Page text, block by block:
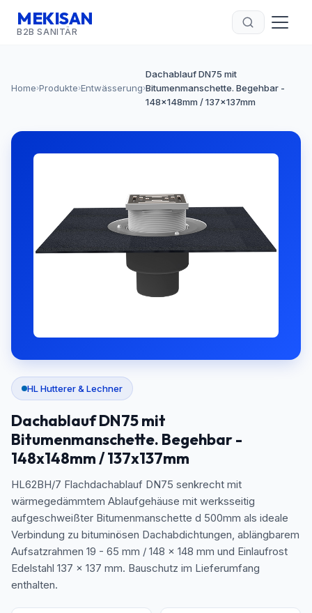
MEKISAN
B2B SANITÄR
Home›Produkte›Entwässerung›
Dachablauf DN75 mit
Bitumenmanschette. Begehbar -
148x148mm / 137x137mm
HL Hutterer & Lechner
Dachablauf DN75 mit
Bitumenmanschette. Begehbar -
148x148mm / 137x137mm
HL62BH/7 Flachdachablauf DN75 senkrecht mit
wärmegedämmtem Ablaufgehäuse mit werksseitig
aufgeschweißter Bitumenmanschette d 500mm als ideale
Verbindung zu bituminösen Dachabdichtungen, ablängbarem
Aufsatzrahmen 19 - 65 mm / 148 x 148 mm und Einlaufrost
Edelstahl 137 x 137 mm. Bauschutz im Lieferumfang
enthalten.